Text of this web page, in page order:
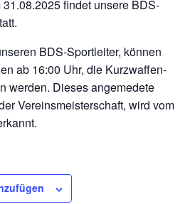
fin­det unsere BDS-
BDS-Sport­lei­ter, kön­nen
ab 16:00 Uhr, die Kurz­waf­fen-
wer­den. Die­ses ange­me­dete
Ver­eins­meis­ter­schaft, wird vom